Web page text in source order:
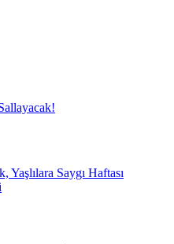
Saygı Haftası